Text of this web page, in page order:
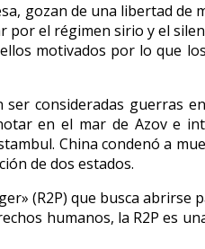
gozan de una libertad
el régimen sirio y el
motivados por lo que
consideradas guerras
en el mar de Azov e
China condenó a
de dos estados.
(R2P) que busca
humanos, la R2P es